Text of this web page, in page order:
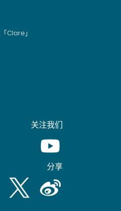
Clare」
关注我们
Youtube [This link
分享
will pop up in a new window]
[This link will pop up in a
Twitter [This link will pop up
Weibo [This link will